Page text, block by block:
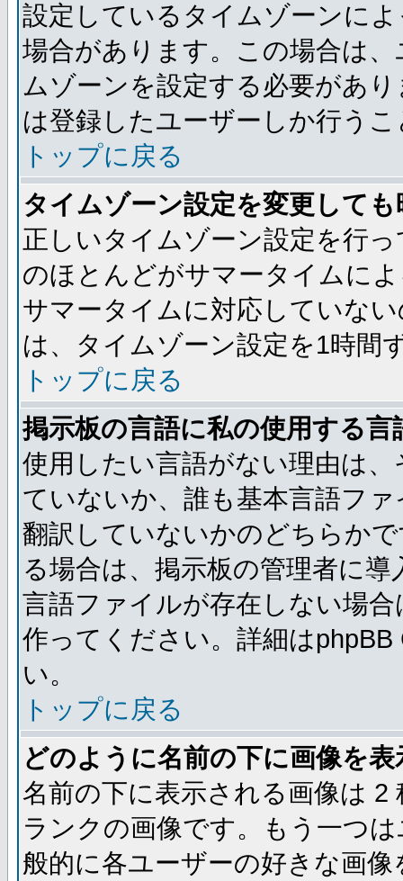
設定しているタイムゾーンに
場合があります。この場合は
ムゾーンを設定する必要があ
は登録したユーザーしか行う
トップに戻る
タイムゾーン設定を変更して
正しいタイムゾーン設定を行
のほとんどがサマータイムに
サマータイムに対応していな
は、タイムゾーン設定を1時間
トップに戻る
掲示板の言語に私の使用する
使用したい言語がない理由は
ていないか、誰も基本言語フ
翻訳していないかのどちらか
る場合は、掲示板の管理者に
言語ファイルが存在しない場
作ってください。詳細は
い。
トップに戻る
どのように名前の下に画像を
名前の下に表示される画像は
ランクの画像です。もう一つ
般的に各ユーザーの好きな画